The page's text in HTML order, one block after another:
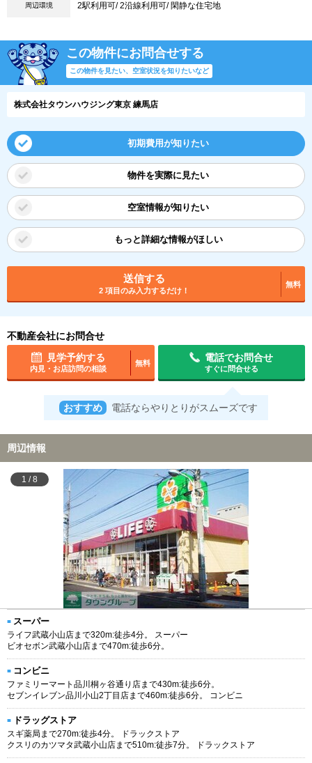
周辺環境 2駅利用可/ 2沿線利用可/ 閑静な住宅地
この物件にお問合せする
この物件を見たい、空室状況を知りたいなど
株式会社タウンハウジング東京 練馬店
初期費用が知りたい
物件を実際に見たい
空室情報が知りたい
もっと詳細な情報がほしい
送信する
2 項目のみ入力するだけ！
無料
不動産会社にお問合せ
見学予約する
内見・お店訪問の相談
無料
電話でお問合せ
すぐに問合せる
おすすめ 電話ならやりとりがスムーズです
周辺情報
1 / 8
スーパー
ライフ武蔵小山店まで320m:徒歩4分。 スーパー
ビオセボン武蔵小山店まで470m:徒歩6分。
コンビニ
ファミリーマート品川桐ヶ谷通り店まで430m:徒歩6分。
セブンイレブン品川小山2丁目店まで460m:徒歩6分。 コンビニ
ドラッグストア
スギ薬局まで270m:徒歩4分。 ドラックストア
クスリのカツマタ武蔵小山店まで510m:徒歩7分。 ドラックストア